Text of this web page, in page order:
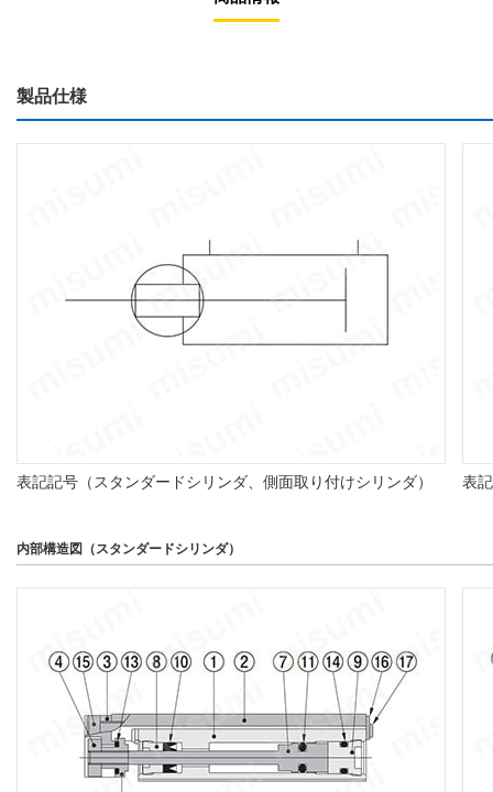
製品仕様
表記記号（スタンダードシリンダ、側面取り付けシリンダ） 表
内部構造図（スタンダードシリンダ）